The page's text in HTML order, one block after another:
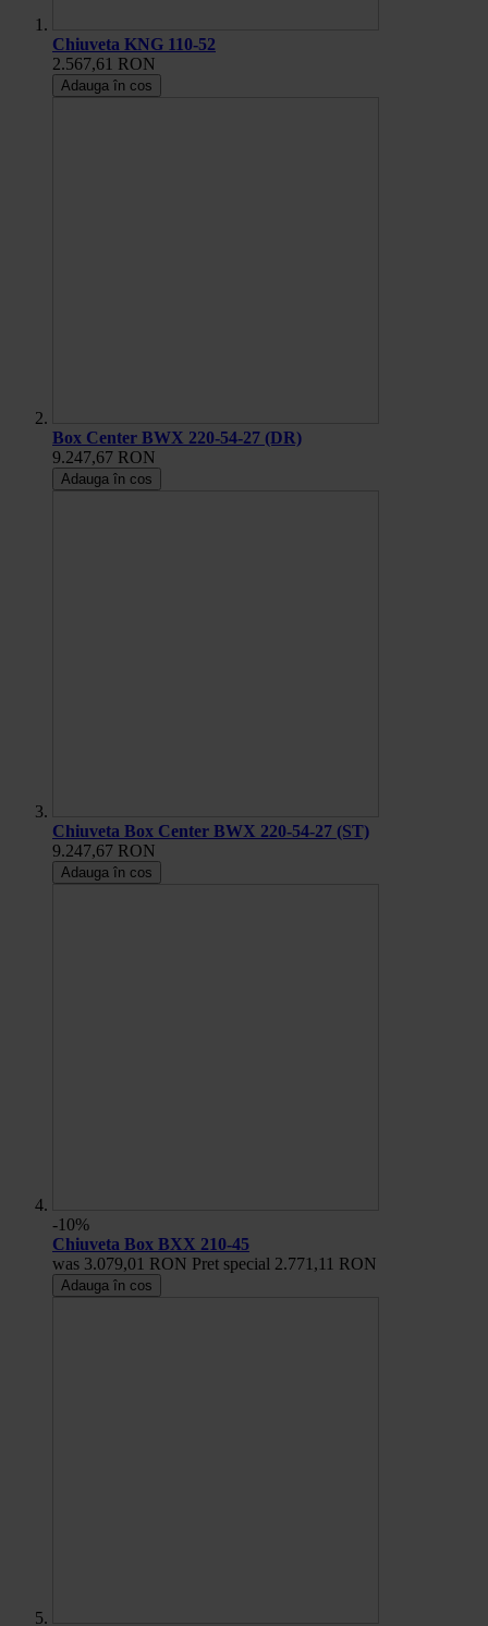
Chiuveta KNG 110-52
2.567,61 RON
Adauga în cos
Box Center BWX 220-54-27 (DR)
9.247,67 RON
Adauga în cos
Chiuveta Box Center BWX 220-54-27 (ST)
9.247,67 RON
Adauga în cos
-10%
Chiuveta Box BXX 210-45
was 3.079,01 RON Pret special 2.771,11 RON
Adauga în cos